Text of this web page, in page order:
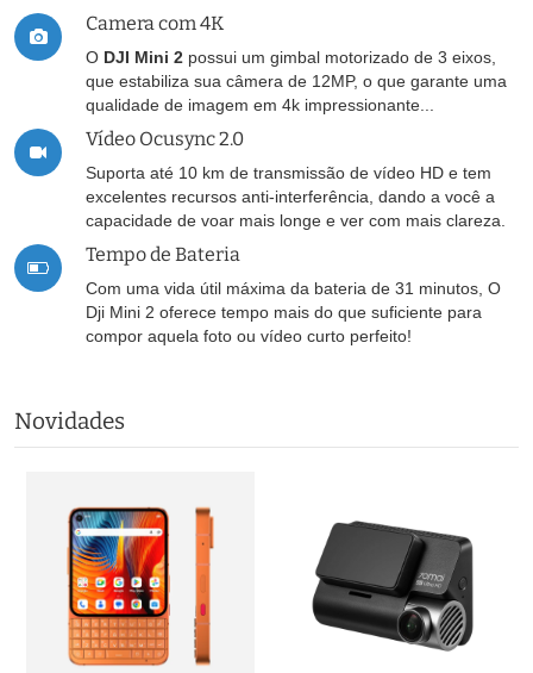
Camera com 4K
O DJI Mini 2 possui um gimbal motorizado de 3 eixos,
que estabiliza sua câmera de 12MP, o que garante uma
qualidade de imagem em 4k impressionante...
Vídeo Ocusync 2.0
Suporta até 10 km de transmissão de vídeo HD e tem
excelentes recursos anti-interferência, dando a você a
capacidade de voar mais longe e ver com mais clareza.
Tempo de Bateria
Com uma vida útil máxima da bateria de 31 minutos, O
Dji Mini 2 oferece tempo mais do que suficiente para
compor aquela foto ou vídeo curto perfeito!
Novidades